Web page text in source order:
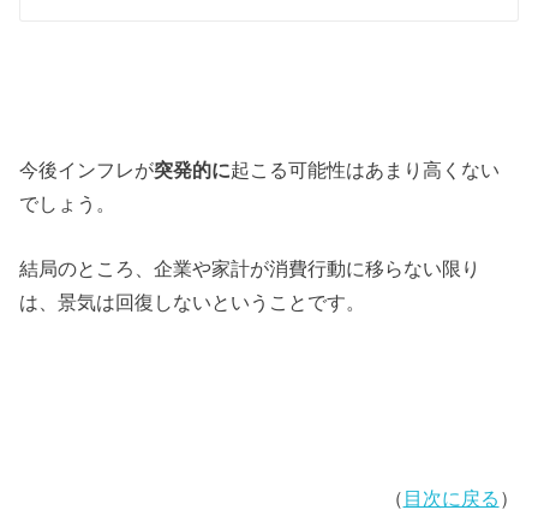
今後インフレが突発的に起こる可能性はあまり高くない
でしょう。
結局のところ、企業や家計が消費行動に移らない限り
は、景気は回復しないということです。
（ 目次に戻る ）